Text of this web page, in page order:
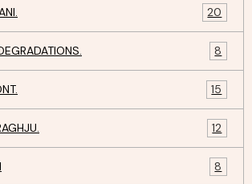
20
8
15
12
8